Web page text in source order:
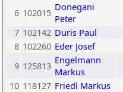
6 102015 Donegani
Peter
7 102142 Duris Paul
8 102260 Eder Josef
9 125813 Engelmann
Markus
10 118127 Friedl Markus